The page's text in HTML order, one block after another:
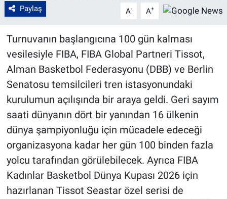
Paylaş A- A+
Turnuvanın başlangıcına 100 gün kalması
vesilesiyle FIBA, FIBA Global Partneri Tissot,
Alman Basketbol Federasyonu (DBB) ve Berlin
Senatosu temsilcileri tren istasyonundaki
kurulumun açılışında bir araya geldi. Geri sayım
saati dünyanın dört bir yanından 16 ülkenin
dünya şampiyonluğu için mücadele edeceği
organizasyona kadar her gün 100 binden fazla
yolcu tarafından görülebilecek. Ayrıca FIBA
Kadınlar Basketbol Dünya Kupası 2026 için
hazırlanan Tissot Seastar özel serisi de